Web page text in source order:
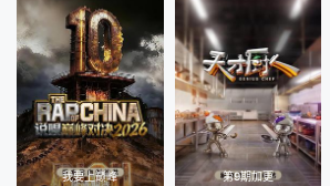
我要上巅峰 第9期加更